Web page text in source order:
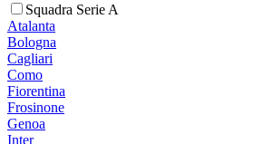
Squadra Serie A
Atalanta
Bologna
Cagliari
Como
Fiorentina
Frosinone
Genoa
Inter